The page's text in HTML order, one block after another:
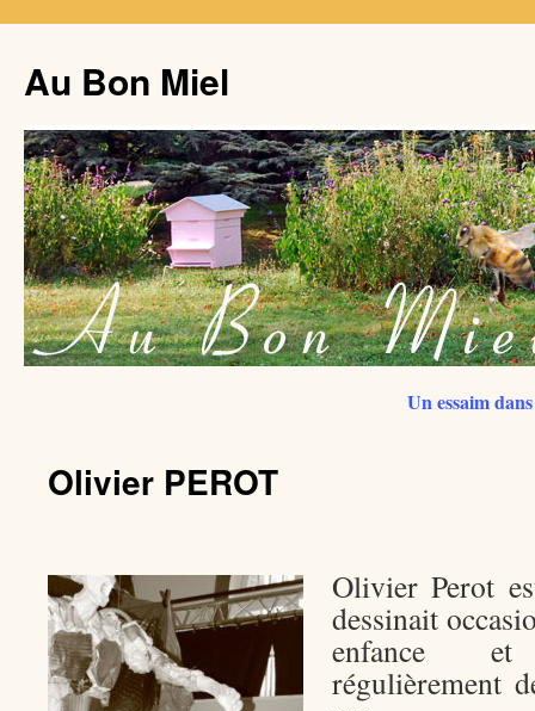
Au Bon Miel
Un essaim
Olivier PEROT
Olivier Perot
dessinait
enfance
régulièrement